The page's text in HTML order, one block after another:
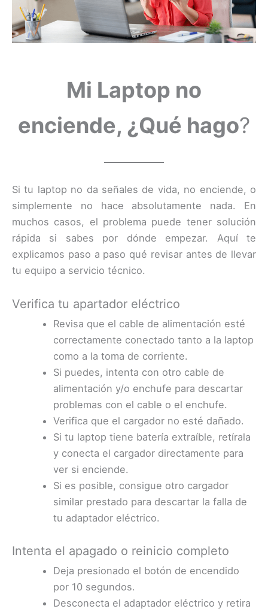
Mi Laptop no
enciende, ¿Qué hago?
Si tu laptop no da señales de vida, no enciende, o
simplemente no hace absolutamente nada. En
muchos casos, el problema puede tener solución
rápida si sabes por dónde empezar. Aquí te
explicamos paso a paso qué revisar antes de llevar
tu equipo a servicio técnico.
Verifica tu apartador eléctrico
Revisa que el cable de alimentación esté
correctamente conectado tanto a la laptop
como a la toma de corriente.
Si puedes, intenta con otro cable de
alimentación y/o enchufe para descartar
problemas con el cable o el enchufe.
Verifica que el cargador no esté dañado.
Si tu laptop tiene batería extraíble, retírala
y conecta el cargador directamente para
ver si enciende.
Si es posible, consigue otro cargador
similar prestado para descartar la falla de
tu adaptador eléctrico.
Intenta el apagado o reinicio completo
Deja presionado el botón de encendido
por 10 segundos.
Desconecta el adaptador eléctrico y retira